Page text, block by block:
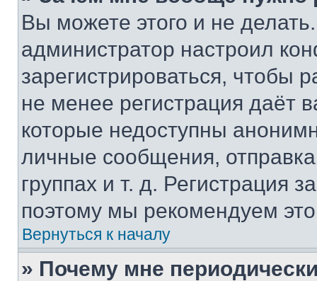
Вы можете этого и не
администратор настроил
зарегистрироваться, чтобы
не менее регистрация даёт
которые недоступны
личные сообщения,
группах и т. д. Регистрация
поэтому мы рекомендуем
Вернуться к началу
» Почему мне